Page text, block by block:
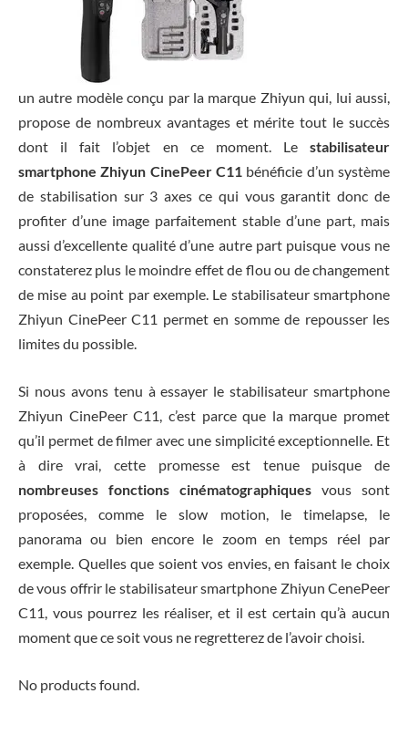
un autre modèle conçu par la marque Zhiyun qui, lui aussi,
propose de nombreux avantages et mérite tout le succès
dont il fait l’objet en ce moment. Le stabilisateur
smartphone Zhiyun CinePeer C11 bénéficie d’un système
de stabilisation sur 3 axes ce qui vous garantit donc de
profiter d’une image parfaitement stable d’une part, mais
aussi d’excellente qualité d’une autre part puisque vous ne
constaterez plus le moindre effet de flou ou de changement
de mise au point par exemple. Le stabilisateur smartphone
Zhiyun CinePeer C11 permet en somme de repousser les
limites du possible.
Si nous avons tenu à essayer le stabilisateur smartphone
Zhiyun CinePeer C11, c’est parce que la marque promet
qu’il permet de filmer avec une simplicité exceptionnelle. Et
à dire vrai, cette promesse est tenue puisque de
nombreuses fonctions cinématographiques vous sont
proposées, comme le slow motion, le timelapse, le
panorama ou bien encore le zoom en temps réel par
exemple. Quelles que soient vos envies, en faisant le choix
de vous offrir le stabilisateur smartphone Zhiyun CenePeer
C11, vous pourrez les réaliser, et il est certain qu’à aucun
moment que ce soit vous ne regretterez de l’avoir choisi.
No products found.